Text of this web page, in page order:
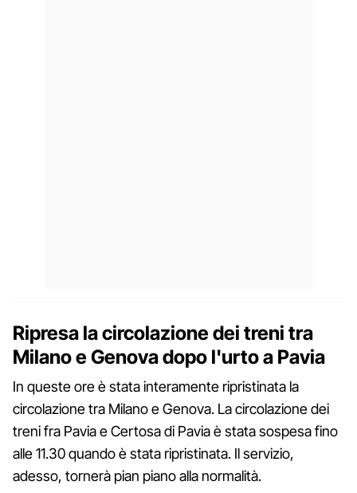
Ripresa la circolazione dei treni tra
Milano e Genova dopo l'urto a Pavia
In queste ore è stata interamente ripristinata la
circolazione tra Milano e Genova. La circolazione dei
treni fra Pavia e Certosa di Pavia è stata sospesa fino
alle 11.30 quando è stata ripristinata. Il servizio,
adesso, tornerà pian piano alla normalità.